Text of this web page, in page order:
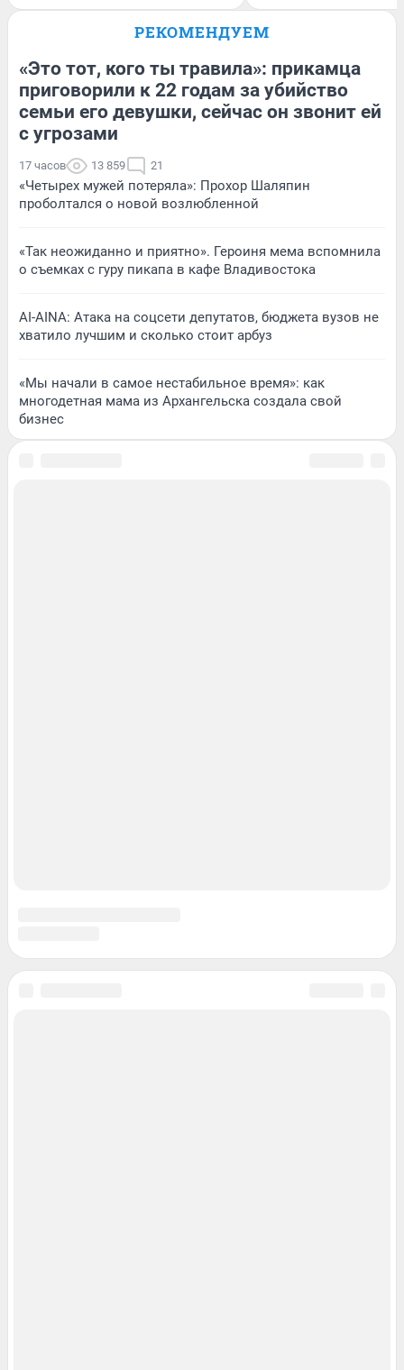
РЕКОМЕНДУЕМ
«Это тот, кого ты травила»: прикамца
приговорили к 22 годам за убийство
семьи его девушки, сейчас он звонит ей
с угрозами
17 часов 13 859 21
«Четырех мужей потеряла»: Прохор Шаляпин
проболтался о новой возлюбленной
«Так неожиданно и приятно». Героиня мема вспомнила
о съемках с гуру пикапа в кафе Владивостока
AI-AINA: Атака на соцсети депутатов, бюджета вузов не
хватило лучшим и сколько стоит арбуз
«Мы начали в самое нестабильное время»: как
многодетная мама из Архангельска создала свой
бизнес